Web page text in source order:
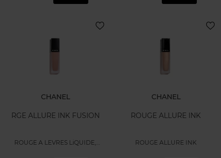
CHANEL
RGE ALLURE INK FUSION
ROUGE A LEVRES LiQUIDE,
CHANEL
ROUGE ALLURE INK
ROUGE ALLURE INK